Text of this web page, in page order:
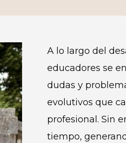
A lo largo del
educadores se
dudas y
evolutivos que
profesional. Sin
tiempo,